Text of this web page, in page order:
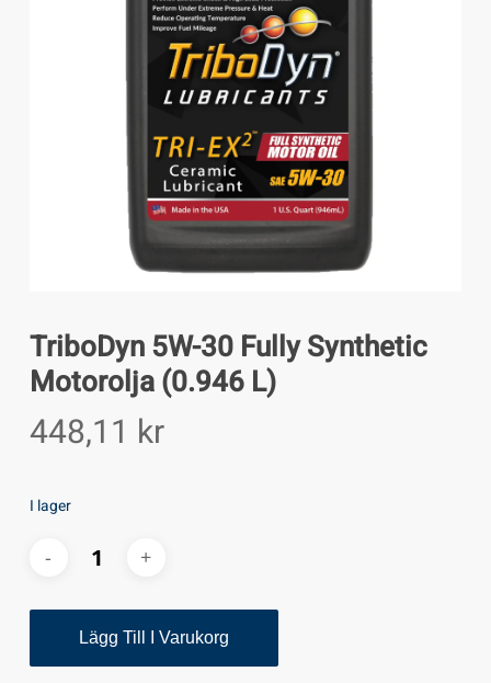
TriboDyn 5W-30 Fully Synthetic
Motorolja (0.946 L)
448,11 kr
I lager
Lägg Till I Varukorg